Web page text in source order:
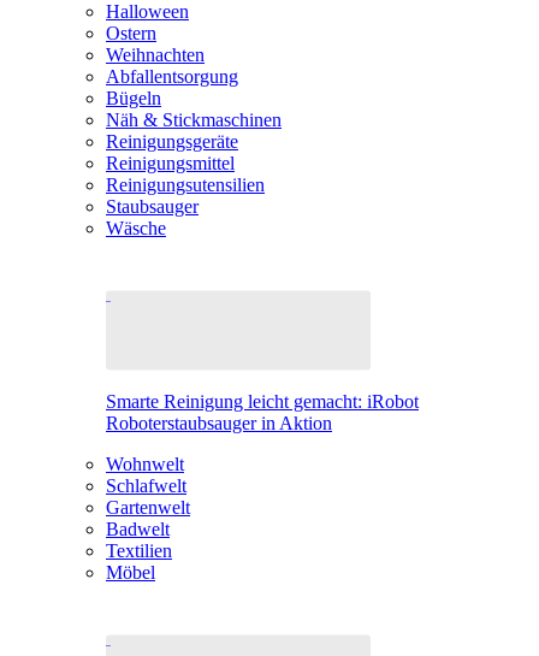
Halloween
Ostern
Weihnachten
Abfallentsorgung
Bügeln
Näh & Stickmaschinen
Reinigungsgeräte
Reinigungsmittel
Reinigungsutensilien
Staubsauger
Wäsche
Smarte Reinigung leicht gemacht: iRobot
Roboterstaubsauger in Aktion
Wohnwelt
Schlafwelt
Gartenwelt
Badwelt
Textilien
Möbel